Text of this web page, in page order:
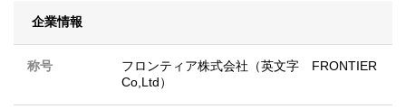
企業情報
称号
フロンティア株式会社（英文字 FRONTIER
Co,Ltd）